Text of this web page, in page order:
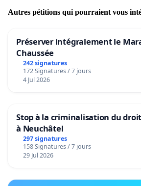
Autres pétitions qui pourraient vous
Préserver intégralement le
Chaussée
242 signatures
172 Signatures / 7 jours
4 Jul 2026
Stop à la criminalisation du
à Neuchâtel
297 signatures
158 Signatures / 7 jours
29 Jul 2026